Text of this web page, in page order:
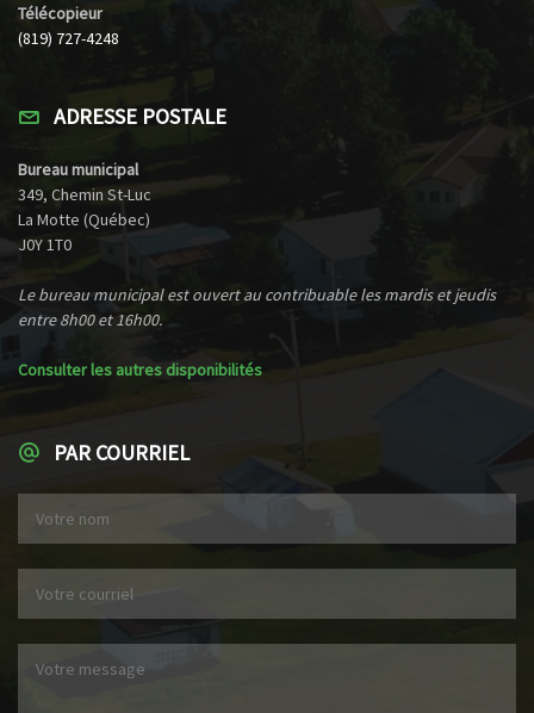
Télécopieur
(819) 727-4248
ADRESSE POSTALE
Bureau municipal
349, Chemin St-Luc
La Motte (Québec)
J0Y 1T0
Le bureau municipal est ouvert au contribuable les mardis et jeudis
entre 8h00 et 16h00.
Consulter les autres disponibilités
PAR COURRIEL